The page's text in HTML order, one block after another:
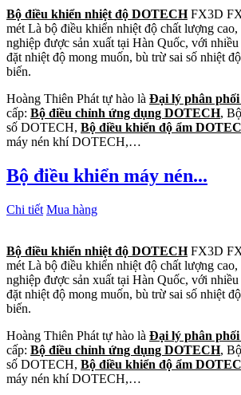
Bộ điều khiển nhiệt độ DOTECHFX3D
mét Là bộ điều khiển nhiệt độ chất lượng cao,
nghiệp được sản xuất tại Hàn Quốc, với
đặt nhiệt độ mong muốn, bù trừ sai số nhiệt
biến.
Hoàng Thiên Phát tự hào là Đại lý phân phối
cấp: Bộ điều chỉnh ứng dụng DOTECH,
số DOTECH, Bộ điều khiển độ ẩm
máy nén khí DOTECH,…
Bộ điều khiển máy nén...
Chi tiết Mua hàng
Bộ điều khiển nhiệt độ DOTECHFX3D
mét Là bộ điều khiển nhiệt độ chất lượng cao,
nghiệp được sản xuất tại Hàn Quốc, với
đặt nhiệt độ mong muốn, bù trừ sai số nhiệt
biến.
Hoàng Thiên Phát tự hào là Đại lý phân phối
cấp: Bộ điều chỉnh ứng dụng DOTECH,
số DOTECH, Bộ điều khiển độ ẩm
máy nén khí DOTECH,…